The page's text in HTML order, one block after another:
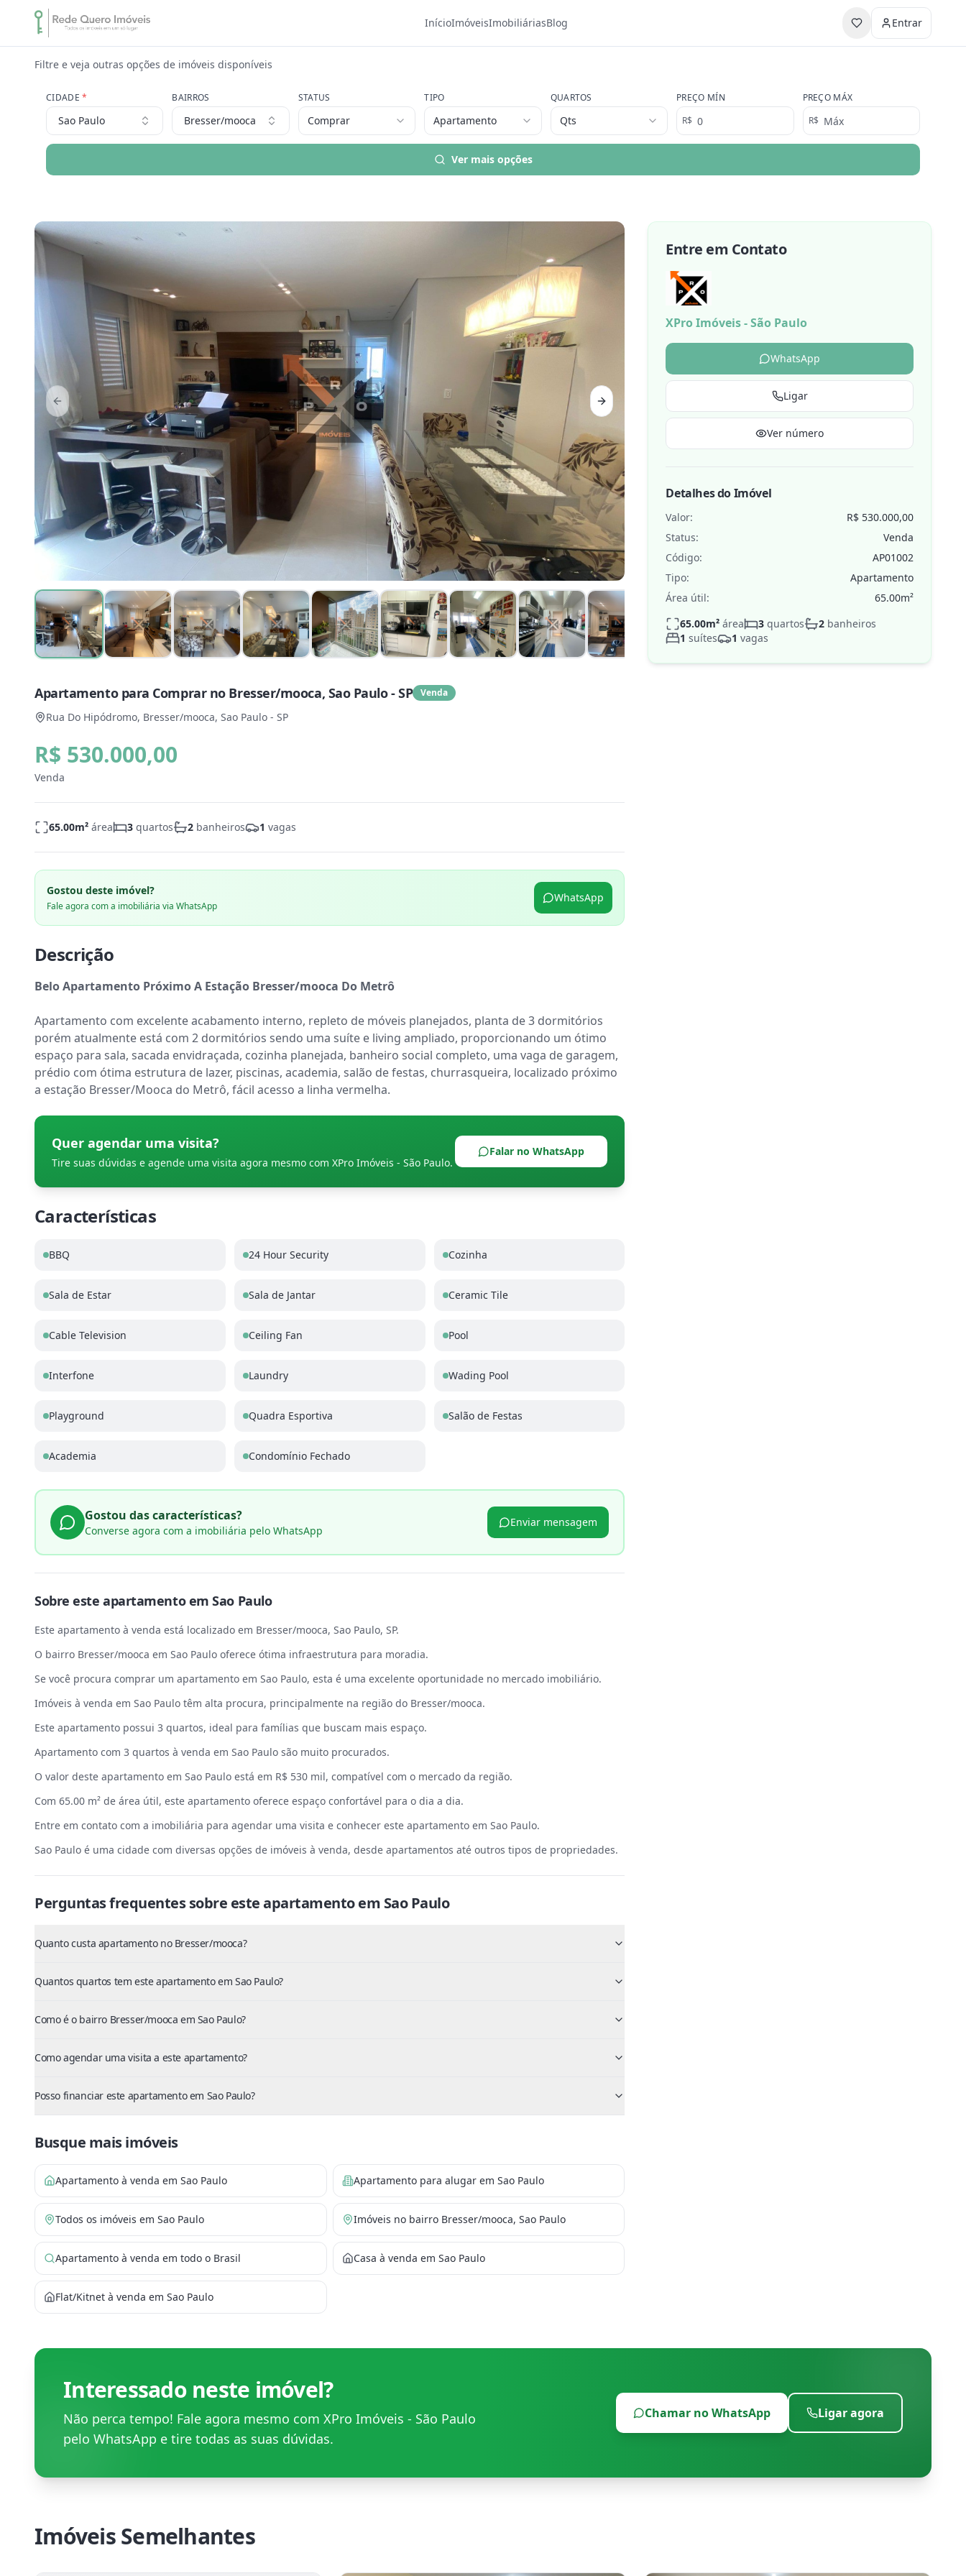
InícioImóveisImobiliáriasBlog Entrar
Filtre e veja outras opções de imóveis disponíveis
CIDADE*
Sao Paulo
BAIRROS
Bresser/mooca
STATUS
Comprar
TIPO
Apartamento
QUARTOS
Qts
PREÇO MÍN
R$
PREÇO MÁX
R$
Ver mais opções
Previous slide Next slide
Apartamento para Comprar no Bresser/mooca, Sao Paulo - SP Venda
Rua Do Hipódromo, Bresser/mooca, Sao Paulo - SP
R$ 530.000,00
Venda
65.00m² área 3 quartos 2 banheiros 1 vagas
Gostou deste imóvel?
Fale agora com a imobiliária via WhatsApp
WhatsApp
Descrição
Belo Apartamento Próximo A Estação Bresser/mooca Do Metrô
Apartamento com excelente acabamento interno, repleto de móveis planejados, planta de 3 dormitórios
porém atualmente está com 2 dormitórios sendo uma suíte e living ampliado, proporcionando um ótimo
espaço para sala, sacada envidraçada, cozinha planejada, banheiro social completo, uma vaga de garagem,
prédio com ótima estrutura de lazer, piscinas, academia, salão de festas, churrasqueira, localizado próximo
a estação Bresser/Mooca do Metrô, fácil acesso a linha vermelha.
Quer agendar uma visita?
Tire suas dúvidas e agende uma visita agora mesmo com XPro Imóveis - São Paulo.
Falar no WhatsApp
Características
BBQ 24 Hour Security Cozinha
Sala de Estar Sala de Jantar Ceramic Tile
Cable Television Ceiling Fan Pool
Interfone Laundry Wading Pool
Playground Quadra Esportiva Salão de Festas
Academia Condomínio Fechado
Gostou das características?
Converse agora com a imobiliária pelo WhatsApp
Enviar mensagem
Sobre esteapartamentoemSao Paulo
Este apartamento à venda está localizado em Bresser/mooca, Sao Paulo, SP.
O bairro Bresser/mooca em Sao Paulo oferece ótima infraestrutura para moradia.
Se você procura comprar um apartamento em Sao Paulo, esta é uma excelente oportunidade no mercado imobiliário.
Imóveis à venda em Sao Paulo têm alta procura, principalmente na região do Bresser/mooca.
Este apartamento possui 3 quartos, ideal para famílias que buscam mais espaço.
Apartamento com 3 quartos à venda em Sao Paulo são muito procurados.
O valor deste apartamento em Sao Paulo está em R$ 530 mil, compatível com o mercado da região.
Com 65.00 m² de área útil, este apartamento oferece espaço confortável para o dia a dia.
Entre em contato com a imobiliária para agendar uma visita e conhecer este apartamento em Sao Paulo.
Sao Paulo é uma cidade com diversas opções de imóveis à venda, desde apartamentos até outros tipos de propriedades.
Perguntas frequentes sobre esteapartamentoem Sao Paulo
Quanto custa apartamento no Bresser/mooca?
Quantos quartos tem este apartamento em Sao Paulo?
Como é o bairro Bresser/mooca em Sao Paulo?
Como agendar uma visita a este apartamento?
Posso financiar este apartamento em Sao Paulo?
Busque mais imóveis
Apartamento à venda em Sao Paulo Apartamento para alugar em Sao Paulo
Todos os imóveis em Sao Paulo Imóveis no bairro Bresser/mooca, Sao Paulo
Apartamento à venda em todo o Brasil Casa à venda em Sao Paulo
Flat/Kitnet à venda em Sao Paulo
Entre em Contato
XPro Imóveis - São Paulo
WhatsApp
Ligar
Ver número
Detalhes do Imóvel
Valor:
R$ 530.000,00
Status:
Venda
Código:
AP01002
Tipo:
Apartamento
Área útil:
65.00m²
65.00m² área 3 quartos 2 banheiros
1 suítes 1 vagas
Interessado neste imóvel?
Não perca tempo! Fale agora mesmo com XPro Imóveis - São Paulo
pelo WhatsApp e tire todas as suas dúvidas.
Chamar no WhatsApp Ligar agora
Imóveis Semelhantes